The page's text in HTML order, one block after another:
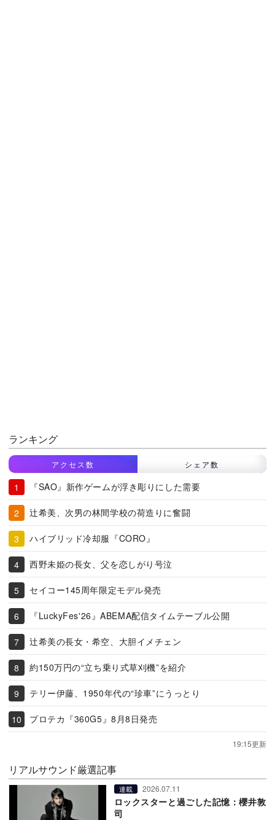
ランキング
アクセス数 シェア数
『SAO』新作ゲームが浮き彫りにした需要
辻希美、次男の林間学校の荷造りに奮闘
ハイブリッド冷却服『CORO』
西野未姫の長女、父を恋しがり号泣
セイコー145周年限定モデル発売
『LuckyFes'26』ABEMA配信タイムテーブル公開
辻希美の長女・希空、大胆イメチェン
約150万円の“立ち乗り式草刈機”を紹介
テリー伊藤、1950年代の“珍車”にうっとり
プロテカ『360G5』8月8日発売
19:15更新
リアルサウンド厳選記事
連載 2026.07.11
ロックスターと過ごした記憶：櫻井敦
司